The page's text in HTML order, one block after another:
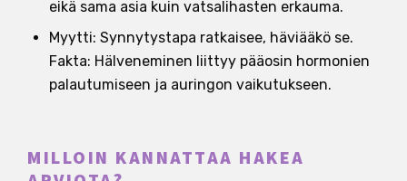
eikä sama asia kuin vatsalihasten erkauma.
Myytti: Synnytystapa ratkaisee, häviääkö se.
Fakta: Hälveneminen liittyy pääosin hormonien
palautumiseen ja auringon vaikutukseen.
MILLOIN KANNATTAA HAKEA